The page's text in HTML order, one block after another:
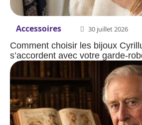
Accessoires 30 juillet 2026
Comment choisir les bijoux
s’accordent avec votre garde-